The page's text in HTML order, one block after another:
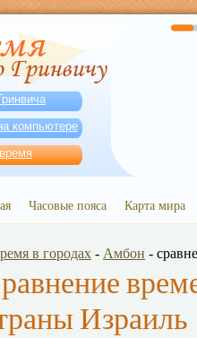
компьютере
Часовые пояса Карта мира
в городах - Амбон -
Израиль